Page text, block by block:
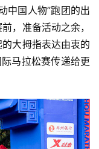
中国人物”跑团的出
，准备活动之余，
大拇指表达由衷的
马拉松赛传递给更